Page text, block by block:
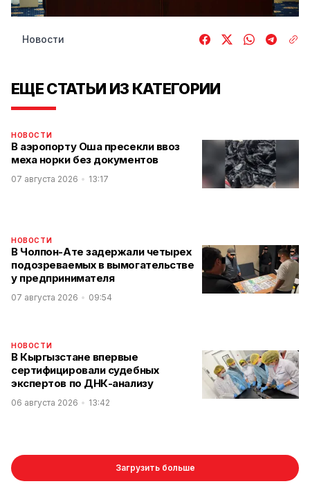
Новости
ЕЩЕ СТАТЬИ ИЗ КАТЕГОРИИ
НОВОСТИ
В аэропорту Оша пресекли ввоз
меха норки без документов
07 августа 2026 13:17
НОВОСТИ
В Чолпон-Ате задержали четырех
подозреваемых в вымогательстве
у предпринимателя
07 августа 2026 09:54
НОВОСТИ
В Кыргызстане впервые
сертифицировали судебных
экспертов по ДНК-анализу
06 августа 2026 13:42
Загрузить больше